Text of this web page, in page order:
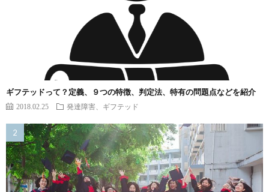
ギフテッドって？定義、９つの特徴、判定法、特有の問題点などを紹介
2018.02.25 発達障害、ギフテッド